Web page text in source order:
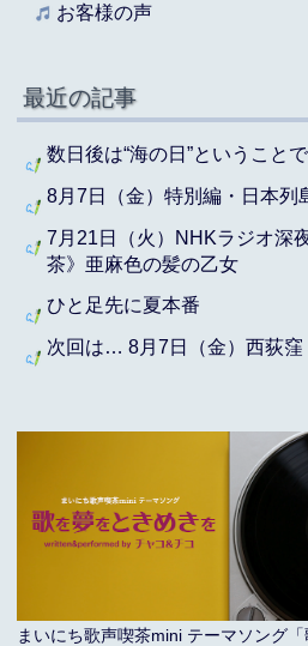
お客様の声
最近の記事
数日後は“海の日”ということで
8月7日（金）特別編・日本列
7月21日（火）NHKラジオ深
茶》亜麻色の髪の乙女
ひと足先に夏本番
次回は… 8月7日（金）西荻窪
まいにち歌声喫茶mini テーマソング「